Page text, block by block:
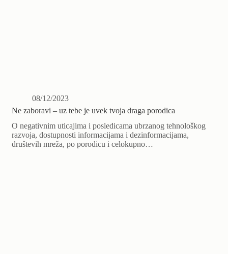
08/12/2023
Ne zaboravi – uz tebe je uvek tvoja draga porodica
O negativnim uticajima i posledicama ubrzanog tehnološkog
razvoja, dostupnosti informacijama i dezinformacijama,
društevih mreža, po porodicu i celokupno…